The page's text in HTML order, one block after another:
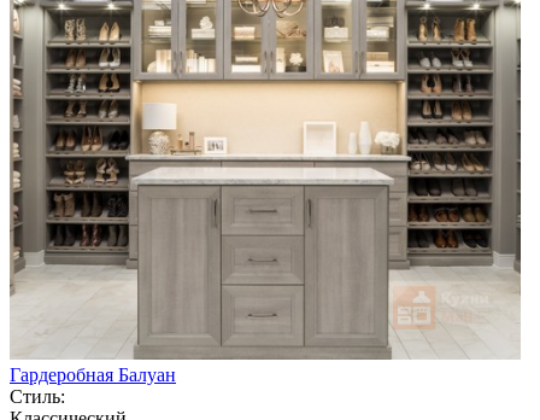
Гардеробная Балуан
Стиль: